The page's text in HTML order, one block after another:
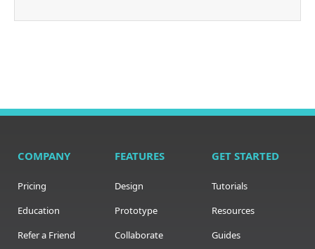
COMPANY
Pricing
Education
Refer a Friend
FEATURES
Design
Prototype
Collaborate
GET STARTED
Tutorials
Resources
Guides